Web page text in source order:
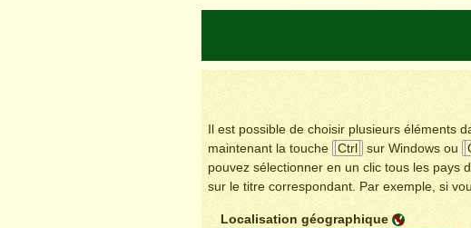
Il est possible de choisir plusieurs éléments
maintenant la touche
Ctrl sur Windows ou
pouvez sélectionner en un clic tous les pays
sur le titre correspondant. Par exemple, si
Localisation géographique